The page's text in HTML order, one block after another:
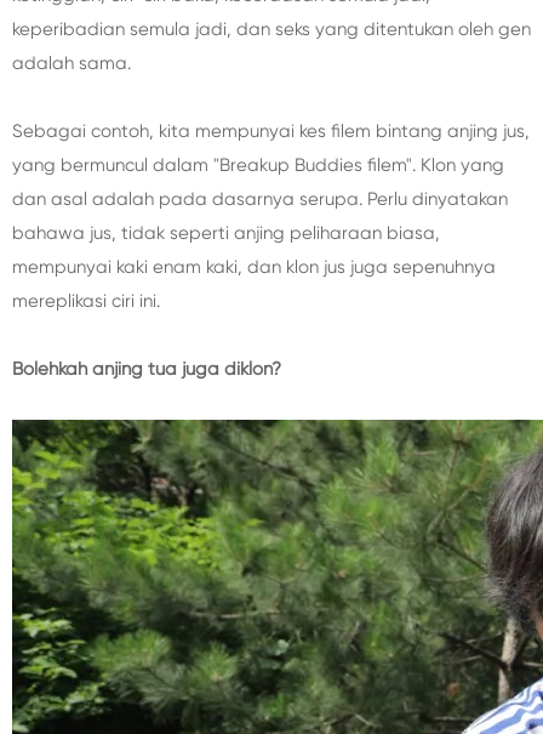
keperibadian semula jadi, dan seks yang ditentukan oleh gen
adalah sama.
Sebagai contoh, kita mempunyai kes filem bintang anjing jus,
yang bermuncul dalam "Breakup Buddies filem". Klon yang
dan asal adalah pada dasarnya serupa. Perlu dinyatakan
bahawa jus, tidak seperti anjing peliharaan biasa,
mempunyai kaki enam kaki, dan klon jus juga sepenuhnya
mereplikasi ciri ini.
Bolehkah anjing tua juga diklon?